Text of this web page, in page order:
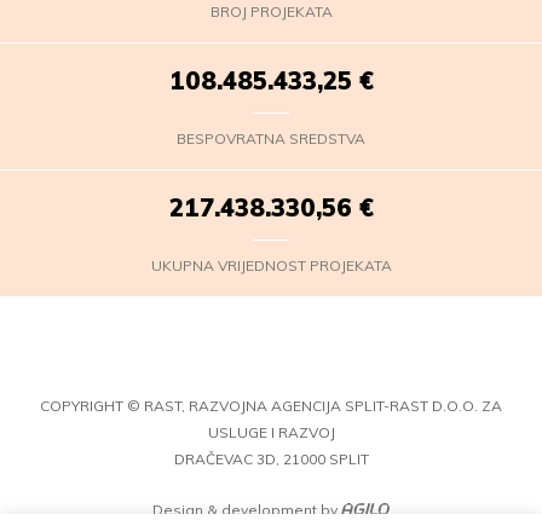
BROJ PROJEKATA
108.485.435,30 €
BESPOVRATNA SREDSTVA
217.438.332,61 €
UKUPNA VRIJEDNOST PROJEKATA
COPYRIGHT © RAST, RAZVOJNA AGENCIJA SPLIT-RAST D.O.O. ZA
USLUGE I RAZVOJ
DRAČEVAC 3D, 21000 SPLIT
Design & development by